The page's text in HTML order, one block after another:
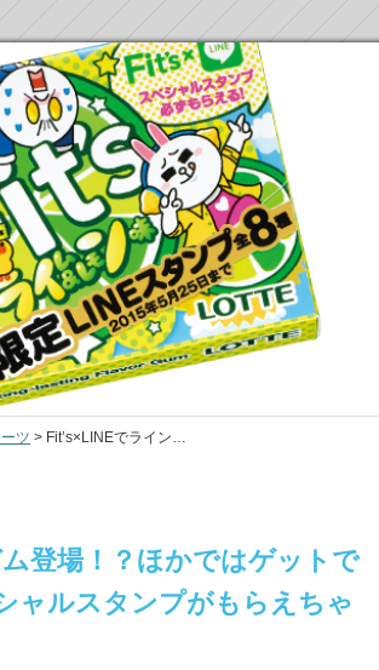
ツ > Fit’s×LINEでライン…
登場！？ほかではゲットで
ャルスタンプがもらえちゃ